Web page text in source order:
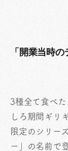
「開業当時
3種全て食べ
しろ期間ギリ
限定のシリー
ー」の名前で